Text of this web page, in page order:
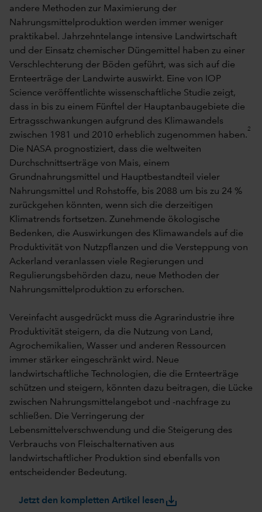
andere Methoden zur Maximierung der
Nahrungsmittelproduktion werden immer weniger
praktikabel. Jahrzehntelange intensive Landwirtschaft
und der Einsatz chemischer Düngemittel haben zu einer
Verschlechterung der Böden geführt, was sich auf die
Ernteerträge der Landwirte auswirkt. Eine von IOP
Science veröffentlichte wissenschaftliche Studie zeigt,
dass in bis zu einem Fünftel der Hauptanbaugebiete die
Ertragsschwankungen aufgrund des Klimawandels
zwischen 1981 und 2010 erheblich zugenommen haben.
2
Die NASA prognostiziert, dass die weltweiten
Durchschnittserträge von Mais, einem
Grundnahrungsmittel und Hauptbestandteil vieler
Nahrungsmittel und Rohstoffe, bis 2088 um bis zu 24 %
zurückgehen könnten, wenn sich die derzeitigen
Klimatrends fortsetzen. Zunehmende ökologische
Bedenken, die Auswirkungen des Klimawandels auf die
Produktivität von Nutzpflanzen und die Versteppung von
Ackerland veranlassen viele Regierungen und
Regulierungsbehörden dazu, neue Methoden der
Nahrungsmittelproduktion zu erforschen.
Vereinfacht ausgedrückt muss die Agrarindustrie ihre
Produktivität steigern, da die Nutzung von Land,
Agrochemikalien, Wasser und anderen Ressourcen
immer stärker eingeschränkt wird. Neue
landwirtschaftliche Technologien, die die Ernteerträge
schützen und steigern, könnten dazu beitragen, die Lücke
zwischen Nahrungsmittelangebot und -nachfrage zu
schließen. Die Verringerung der
Lebensmittelverschwendung und die Steigerung des
Verbrauchs von Fleischalternativen aus
landwirtschaftlicher Produktion sind ebenfalls von
entscheidender Bedeutung.
Jetzt den kompletten Artikel lesen save_alt